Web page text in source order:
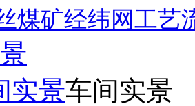
煤矿经纬网工艺
车间实景